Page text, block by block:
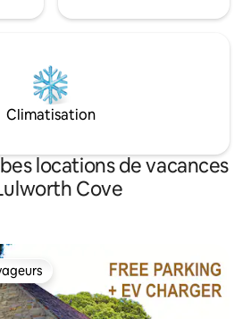
Climatisation
locations de vacances
Cove
parmi les plus aimés